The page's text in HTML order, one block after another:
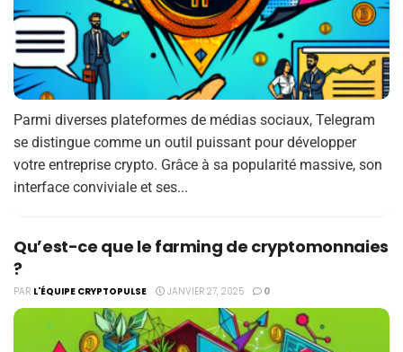
Parmi diverses plateformes de médias sociaux, Telegram
se distingue comme un outil puissant pour développer
votre entreprise crypto. Grâce à sa popularité massive, son
interface conviviale et ses...
Quʼest-ce que le farming de cryptomonnaies
?
PAR L'ÉQUIPE CRYPTOPULSE JANVIER 27, 2025 0